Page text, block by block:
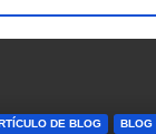
DE BLOG BLOG